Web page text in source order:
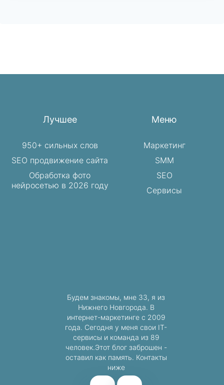
Лучшее
950+ сильных слов
SEO продвижение сайта
Обработка фото
нейросетью в 2026 году
Меню
Маркетинг
SMM
SEO
Сервисы
Будем знакомы, мне 33, я из
Нижнего Новгорода. В
интернет-маркетинге с 2009
года. Сегодня у меня свои IT-
сервисы и команда из 89
человек.Этот блог заброшен -
оставил как память. Контакты
ниже